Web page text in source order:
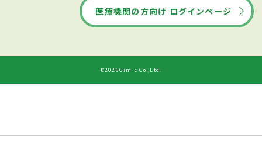
医療機関の方向け ログインページ
©2026Gimic Co.,Ltd.